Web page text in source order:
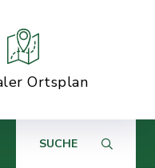
Ortsplan
SUCHE